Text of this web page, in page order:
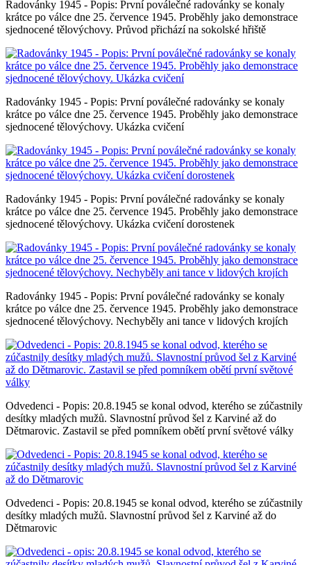
Radovánky 1945 - Popis: První poválečné radovánky se konaly
krátce po válce dne 25. července 1945. Proběhly jako demonstrace
sjednocené tělovýchovy. Průvod přichází na sokolské hřiště
Radovánky 1945 - Popis: První poválečné radovánky se konaly
krátce po válce dne 25. července 1945. Proběhly jako demonstrace
sjednocené tělovýchovy. Ukázka cvičení
Radovánky 1945 - Popis: První poválečné radovánky se konaly
krátce po válce dne 25. července 1945. Proběhly jako demonstrace
sjednocené tělovýchovy. Ukázka cvičení dorostenek
Radovánky 1945 - Popis: První poválečné radovánky se konaly
krátce po válce dne 25. července 1945. Proběhly jako demonstrace
sjednocené tělovýchovy. Nechyběly ani tance v lidových krojích
Odvedenci - Popis: 20.8.1945 se konal odvod, kterého se zúčastnily
desítky mladých mužů. Slavnostní průvod šel z Karviné až do
Dětmarovic. Zastavil se před pomníkem obětí první světové války
Odvedenci - Popis: 20.8.1945 se konal odvod, kterého se zúčastnily
desítky mladých mužů. Slavnostní průvod šel z Karviné až do
Dětmarovic